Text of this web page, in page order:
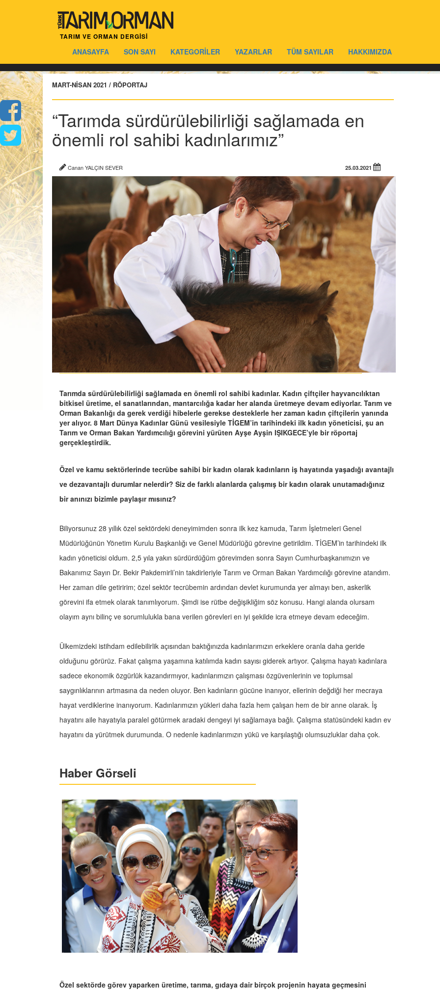
TARIM VE ORMAN DERGİSİ
ANASAYFA SON SAYI KATEGORİLER YAZARLAR TÜM SAYILAR HAKKIMIZDA
MART-NİSAN 2021 / RÖPORTAJ
“Tarımda sürdürülebilirliği sağlamada en
önemli rol sahibi kadınlarımız”
Canan YALÇIN SEVER 25.03.2021
Tarımda sürdürülebilirliği sağlamada en önemli rol sahibi kadınlar. Kadın çiftçiler hayvancılıktan
bitkisel üretime, el sanatlarından, mantarcılığa kadar her alanda üretmeye devam ediyorlar. Tarım ve
Orman Bakanlığı da gerek verdiği hibelerle gerekse desteklerle her zaman kadın çiftçilerin yanında
yer alıyor. 8 Mart Dünya Kadınlar Günü vesilesiyle TİGEM’in tarihindeki ilk kadın yöneticisi, şu an
Tarım ve Orman Bakan Yardımcılığı görevini yürüten Ayşe Ayşin IŞIKGECE’yle bir röportaj
gerçekleştirdik.
Özel ve kamu sektörlerinde tecrübe sahibi bir kadın olarak kadınların iş hayatında yaşadığı avantajlı
ve dezavantajlı durumlar nelerdir? Siz de farklı alanlarda çalışmış bir kadın olarak unutamadığınız
bir anınızı bizimle paylaşır mısınız?
Biliyorsunuz 28 yıllık özel sektördeki deneyimimden sonra ilk kez kamuda, Tarım İşletmeleri Genel
Müdürlüğünün Yönetim Kurulu Başkanlığı ve Genel Müdürlüğü görevine getirildim. TİGEM’in tarihindeki ilk
kadın yöneticisi oldum. 2,5 yıla yakın sürdürdüğüm görevimden sonra Sayın Cumhurbaşkanımızın ve
Bakanımız Sayın Dr. Bekir Pakdemirli’nin takdirleriyle Tarım ve Orman Bakan Yardımcılığı görevine atandım.
Her zaman dile getiririm; özel sektör tecrübemin ardından devlet kurumunda yer almayı ben, askerlik
görevini ifa etmek olarak tanımlıyorum. Şimdi ise rütbe değişikliğim söz konusu. Hangi alanda olursam
olayım aynı bilinç ve sorumlulukla bana verilen görevleri en iyi şekilde icra etmeye devam edeceğim.
Ülkemizdeki istihdam edilebilirlik açısından baktığınızda kadınlarımızın erkeklere oranla daha geride
olduğunu görürüz. Fakat çalışma yaşamına katılımda kadın sayısı giderek artıyor. Çalışma hayatı kadınlara
sadece ekonomik özgürlük kazandırmıyor, kadınlarımızın çalışması özgüvenlerinin ve toplumsal
saygınlıklarının artmasına da neden oluyor. Ben kadınların gücüne inanıyor, ellerinin değdiği her mecraya
hayat verdiklerine inanıyorum. Kadınlarımızın yükleri daha fazla hem çalışan hem de bir anne olarak. İş
hayatını aile hayatıyla paralel götürmek aradaki dengeyi iyi sağlamaya bağlı. Çalışma statüsündeki kadın ev
hayatını da yürütmek durumunda. O nedenle kadınlarımızın yükü ve karşılaştığı olumsuzluklar daha çok.
Haber Görseli
Özel sektörde görev yaparken üretime, tarıma, gıdaya dair birçok projenin hayata geçmesini